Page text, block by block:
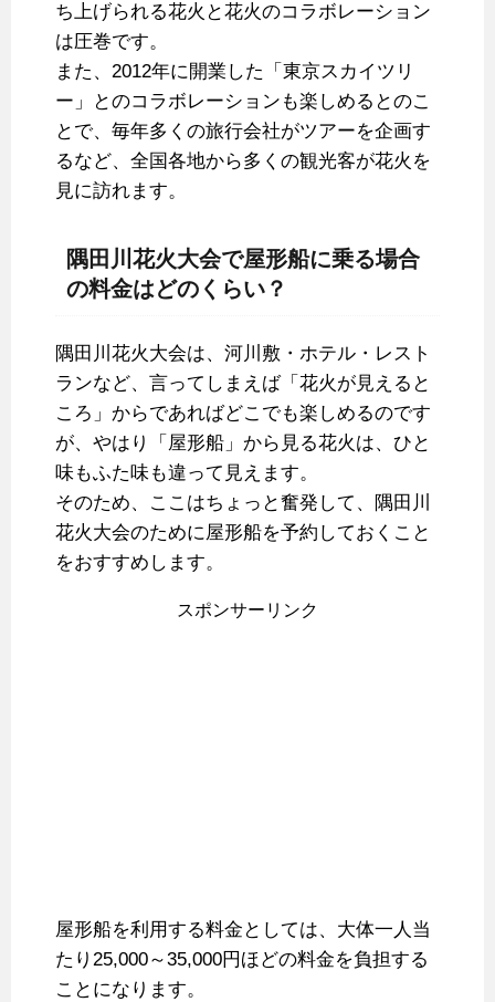
ち上げられる花火と花火のコラボレーション
は圧巻です。
また、2012年に開業した「東京スカイツリ
ー」とのコラボレーションも楽しめるとのこ
とで、毎年多くの旅行会社がツアーを企画す
るなど、全国各地から多くの観光客が花火を
見に訪れます。
隅田川花火大会で屋形船に乗る場合
の料金はどのくらい？
隅田川花火大会は、河川敷・ホテル・レスト
ランなど、言ってしまえば「花火が見えると
ころ」からであればどこでも楽しめるのです
が、やはり「屋形船」から見る花火は、ひと
味もふた味も違って見えます。
そのため、ここはちょっと奮発して、隅田川
花火大会のために屋形船を予約しておくこと
をおすすめします。
スポンサーリンク
屋形船を利用する料金としては、大体一人当
たり25,000～35,000円ほどの料金を負担する
ことになります。